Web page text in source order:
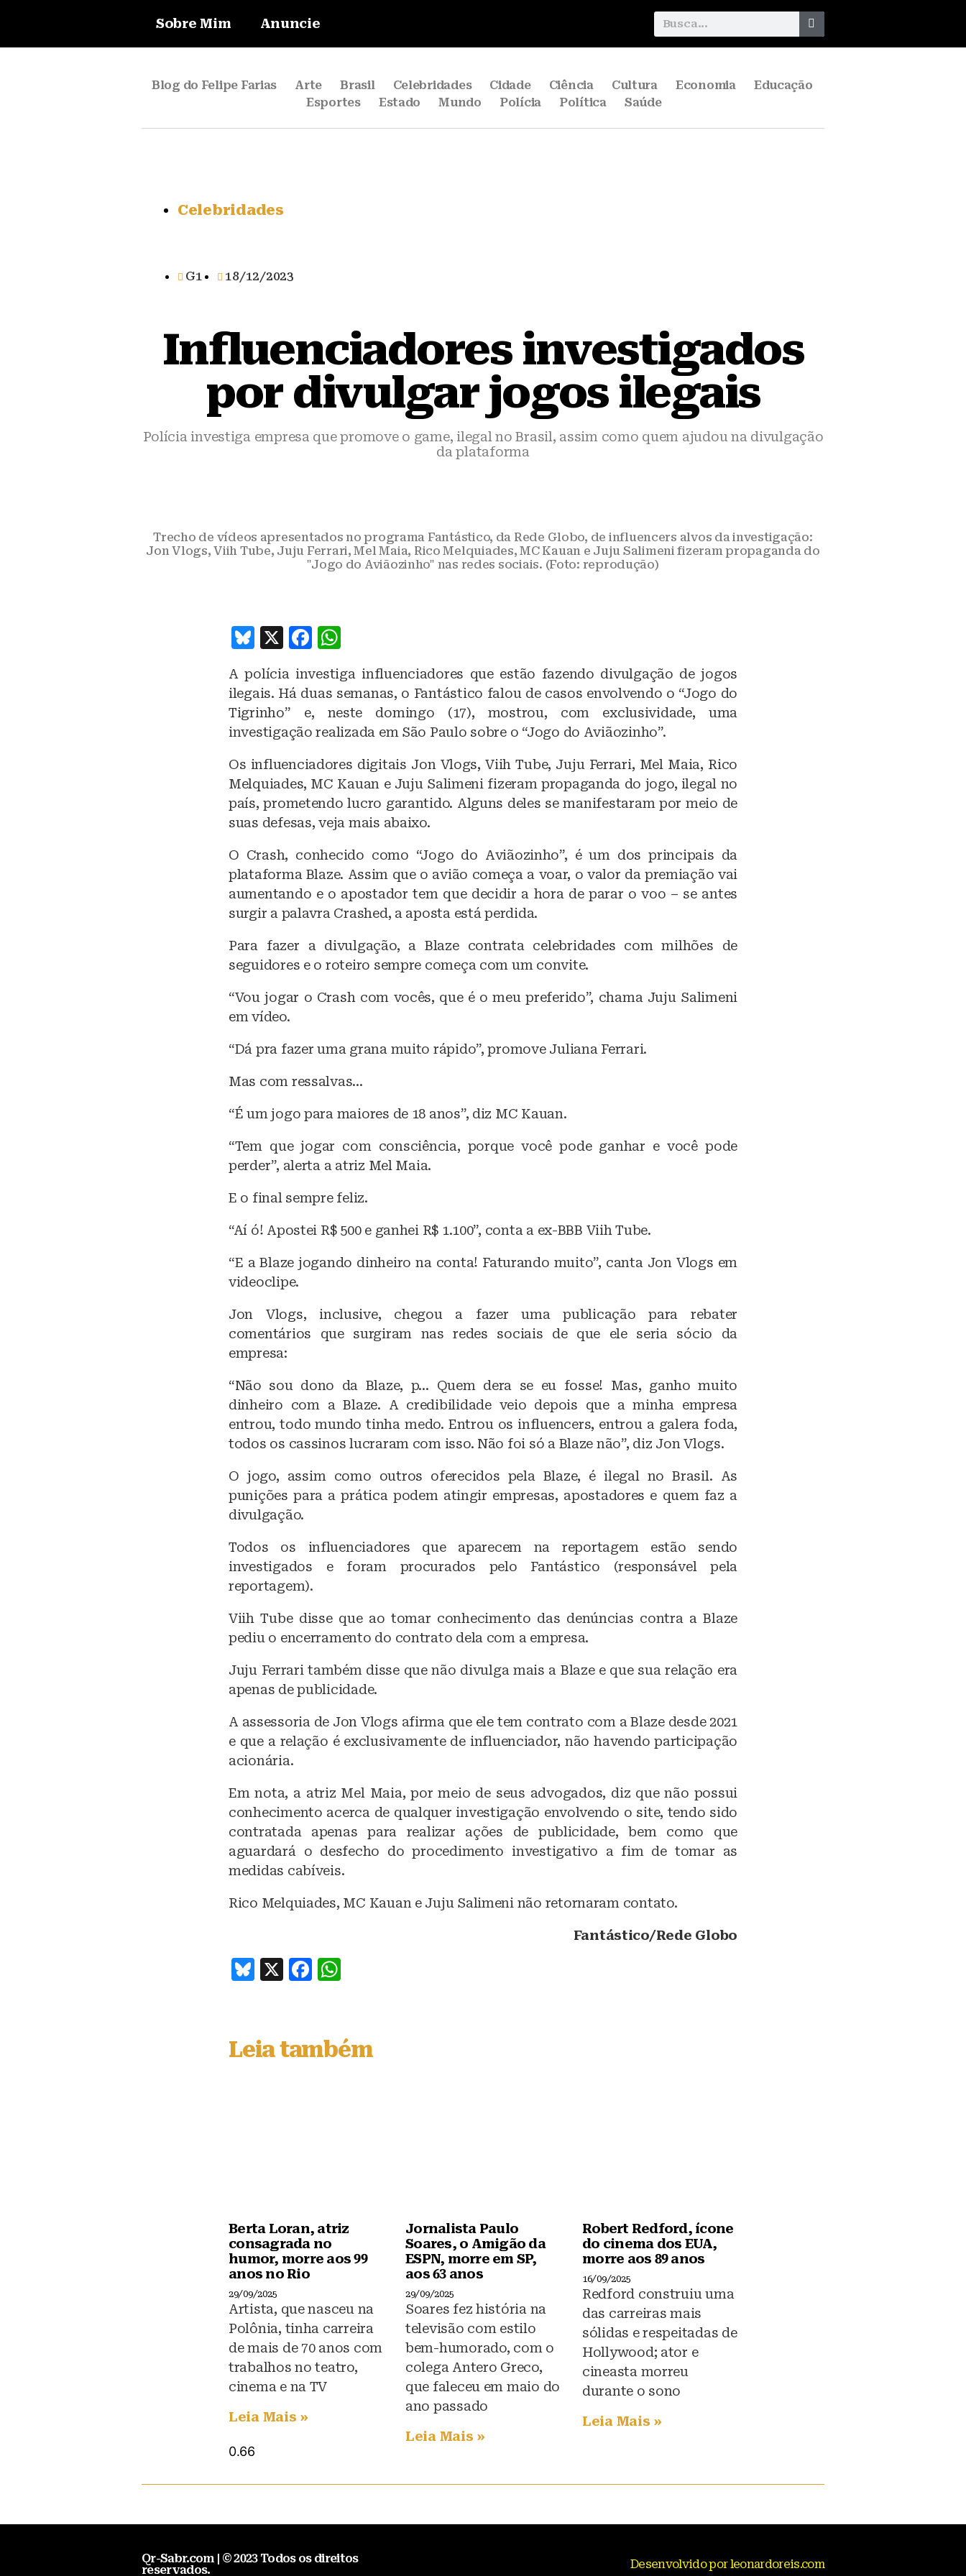
Sobre Mim Anuncie
Blog do Felipe Farias Arte Brasil Celebridades Cidade Ciência Cultura Economia
Educação
Esportes
Estado Mundo Polícia Política Saúde
Celebridades
G1 18/12/2023
Influenciadores investigados
por divulgar jogos ilegais
Polícia investiga empresa que promove o game, ilegal no Brasil, assim como quem ajudou na divulgação
da plataforma
Trecho de vídeos apresentados no programa Fantástico, da Rede Globo, de influencers alvos da investigação:
Jon Vlogs, Viih Tube, Juju Ferrari, Mel Maia, Rico Melquiades, MC Kauan e Juju Salimeni fizeram propaganda do
"Jogo do Aviãozinho" nas redes sociais. (Foto: reprodução)
B
lu
e
s
k
y
X
F
c
e
b
o
o
k
at
s
A
p
A polícia investiga influenciadores que estão fazendo divulgação de jogos
ilegais. Há duas semanas, o Fantástico falou de casos envolvendo o “Jogo do
Tigrinho” e, neste domingo (17), mostrou, com exclusividade, uma
investigação realizada em São Paulo sobre o “Jogo do Aviãozinho”.
Os influenciadores digitais Jon Vlogs, Viih Tube, Juju Ferrari, Mel Maia, Rico
Melquiades, MC Kauan e Juju Salimeni fizeram propaganda do jogo, ilegal no
país, prometendo lucro garantido. Alguns deles se manifestaram por meio de
suas defesas, veja mais abaixo.
O Crash, conhecido como “Jogo do Aviãozinho”, é um dos principais da
plataforma Blaze. Assim que o avião começa a voar, o valor da premiação vai
aumentando e o apostador tem que decidir a hora de parar o voo – se antes
surgir a palavra Crashed, a aposta está perdida.
Para fazer a divulgação, a Blaze contrata celebridades com milhões de
seguidores e o roteiro sempre começa com um convite.
“Vou jogar o Crash com vocês, que é o meu preferido”, chama Juju Salimeni
em vídeo.
“Dá pra fazer uma grana muito rápido”, promove Juliana Ferrari.
Mas com ressalvas…
“É um jogo para maiores de 18 anos”, diz MC Kauan.
“Tem que jogar com consciência, porque você pode ganhar e você pode
perder”, alerta a atriz Mel Maia.
E o final sempre feliz.
“Aí ó! Apostei R$ 500 e ganhei R$ 1.100”, conta a ex-BBB Viih Tube.
“E a Blaze jogando dinheiro na conta! Faturando muito”, canta Jon Vlogs em
videoclipe.
Jon Vlogs, inclusive, chegou a fazer uma publicação para rebater
comentários que surgiram nas redes sociais de que ele seria sócio da
empresa:
“Não sou dono da Blaze, p… Quem dera se eu fosse! Mas, ganho muito
dinheiro com a Blaze. A credibilidade veio depois que a minha empresa
entrou, todo mundo tinha medo. Entrou os influencers, entrou a galera foda,
todos os cassinos lucraram com isso. Não foi só a Blaze não”, diz Jon Vlogs.
O jogo, assim como outros oferecidos pela Blaze, é ilegal no Brasil. As
punições para a prática podem atingir empresas, apostadores e quem faz a
divulgação.
Todos os influenciadores que aparecem na reportagem estão sendo
investigados e foram procurados pelo Fantástico (responsável pela
reportagem).
Viih Tube disse que ao tomar conhecimento das denúncias contra a Blaze
pediu o encerramento do contrato dela com a empresa.
Juju Ferrari também disse que não divulga mais a Blaze e que sua relação era
apenas de publicidade.
A assessoria de Jon Vlogs afirma que ele tem contrato com a Blaze desde 2021
e que a relação é exclusivamente de influenciador, não havendo participação
acionária.
Em nota, a atriz Mel Maia, por meio de seus advogados, diz que não possui
conhecimento acerca de qualquer investigação envolvendo o site, tendo sido
contratada apenas para realizar ações de publicidade, bem como que
aguardará o desfecho do procedimento investigativo a fim de tomar as
medidas cabíveis.
Rico Melquiades, MC Kauan e Juju Salimeni não retornaram contato.
Fantástico/Rede Globo
B
s
k
X
F
e
b
s
A
Leia também
Berta Loran, atriz
consagrada no
humor, morre aos 99
anos no Rio
29/09/2025
Artista, que nasceu na
Polônia, tinha carreira
de mais de 70 anos com
trabalhos no teatro,
cinema e na TV
Leia Mais »
Jornalista Paulo
Soares, o Amigão da
ESPN, morre em SP,
aos 63 anos
29/09/2025
Soares fez história na
televisão com estilo
bem-humorado, com o
colega Antero Greco,
que faleceu em maio do
ano passado
Leia Mais »
Robert Redford, ícone
do cinema dos EUA,
morre aos 89 anos
16/09/2025
Redford construiu uma
das carreiras mais
sólidas e respeitadas de
Hollywood; ator e
cineasta morreu
durante o sono
Leia Mais »
Qr-Sabr.com | © 2023 Todos os direitos
reservados.
Desenvolvido por leonardoreis.com